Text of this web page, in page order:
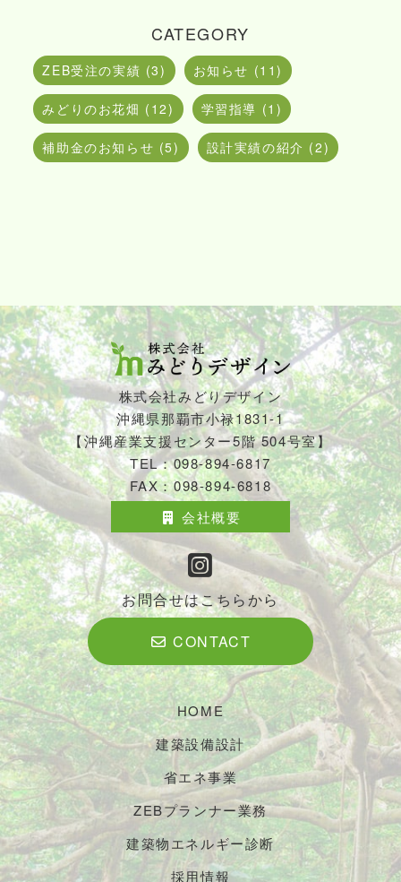
CATEGORY
ZEB受注の実績 (3) お知らせ (11)
みどりのお花畑 (12) 学習指導 (1)
補助金のお知らせ (5) 設計実績の紹介 (2)
株式会社みどりデザイン
沖縄県那覇市小禄1831-1
【沖縄産業支援センター5階 504号室】
TEL：098-894-6817
FAX：098-894-6818
会社概要
お問合せはこちらから
CONTACT
HOME
建築設備設計
省エネ事業
ZEBプランナー業務
建築物エネルギー診断
採用情報